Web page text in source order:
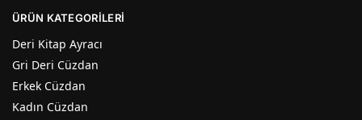
ÜRÜN KATEGORILERI
Deri Kitap Ayracı
Gri Deri Cüzdan
Erkek Cüzdan
Kadın Cüzdan